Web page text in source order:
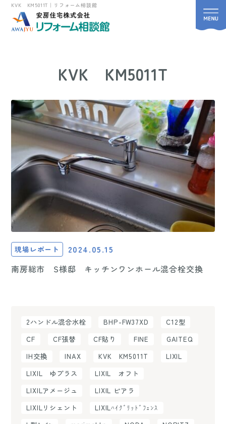
KVK KM5011T｜リフォーム相談館
KVK KM5011T
現場レポート 2024.05.15
南房総市 S様邸 キッチンワンホール混合栓交換
2ハンドル混合水栓 BHP-FW37XD
C12型
CF
CF張替 CF貼り FINE
GAITEQ
IH交換
INAX KVK KM5011T
LIXIL
LIXIL ゆプラス
LIXIL オフト
LIXILアメージュ
LIXIL ピアラ
LIXILリシェント
LIXILﾊｲｸﾞﾘｯﾄﾞﾌｪﾝｽ